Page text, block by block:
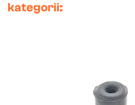
kategorii: